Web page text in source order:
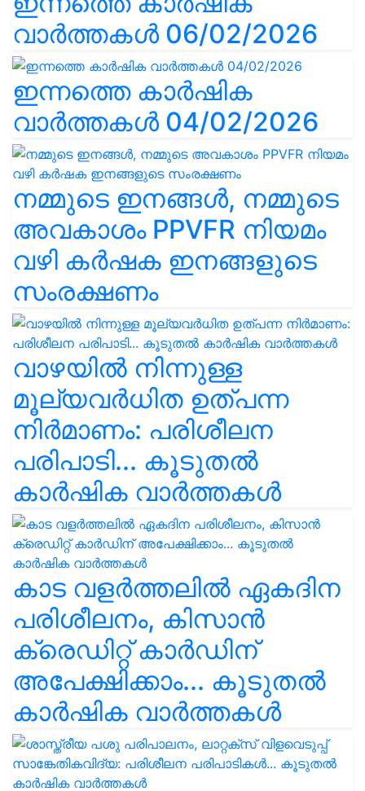
വാർത്തകൾ 06/02/2026
ഇന്നത്തെ കാർഷിക
വാർത്തകൾ 04/02/2026
നമ്മുടെ ഇനങ്ങൾ, നമ്മുടെ
അവകാശം PPVFR നിയമം
വഴി കർഷക ഇനങ്ങളുടെ
സംരക്ഷണം
വാഴയിൽ നിന്നുള്ള
മൂല്യവർധിത ഉത്പന്ന
നിർമാണം: പരിശീലന
പരിപാടി... കൂടുതൽ
കാർഷിക വാർത്തകൾ
കാട വളര്‍ത്തലിൽ ഏകദിന
പരിശീലനം, കിസാൻ
ക്രെഡിറ്റ് കാർഡിന്
അപേക്ഷിക്കാം... കൂടുതൽ
കാർഷിക വാർത്തകൾ